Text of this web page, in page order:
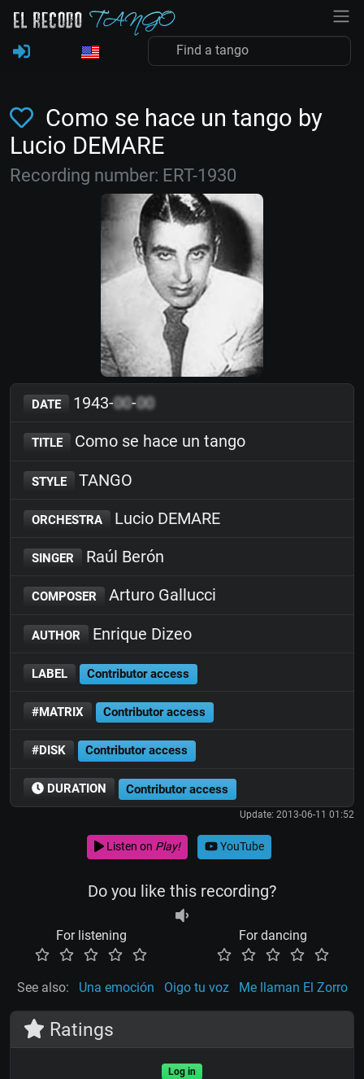
Como se hace un tango by
Lucio DEMARE
Recording number: ERT-1930
DATE 1943-00-00
TITLE Como se hace un tango
STYLE TANGO
ORCHESTRA Lucio DEMARE
SINGER Raúl Berón
COMPOSER Arturo Gallucci
AUTHOR Enrique Dizeo
LABEL Contributor access
#MATRIX Contributor access
#DISK Contributor access
DURATION Contributor access
Update: 2013-06-11 01:52
Listen on Play! YouTube
Do you like this recording?
For listening For dancing
See also: Una emoción Oigo tu voz Me llaman El Zorro
Ratings
Log in